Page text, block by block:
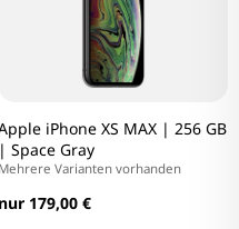
iPhone XS MAX | 256 GB
| Space Gray
Mehrere Varianten vorhanden
nur 179,00 €